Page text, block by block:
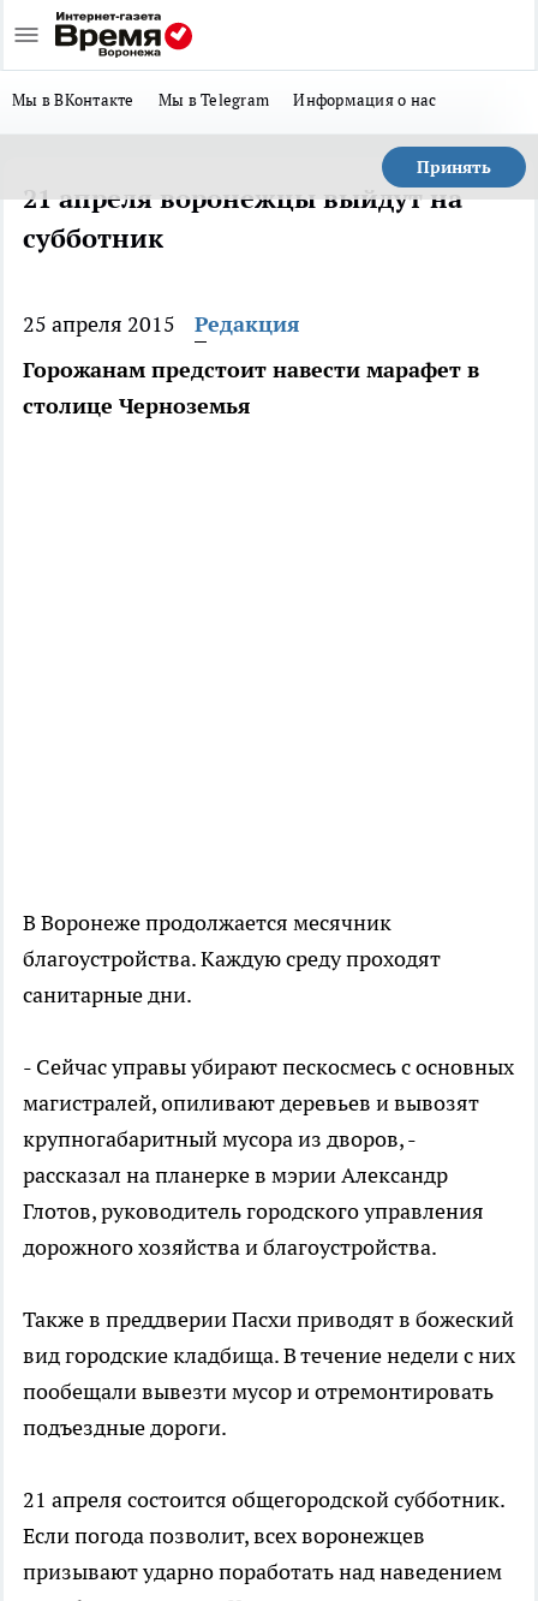
Мы в ВКонтакте Мы в Telegram Информация о нас
Принять
21 апреля воронежцы выйдут на
субботник
25 апреля 2015
Редакция
Горожанам предстоит навести марафет в
столице Черноземья
В Воронеже продолжается месячник
благоустройства. Каждую среду проходят
санитарные дни.
- Сейчас управы убирают пескосмесь с основных
магистралей, опиливают деревьев и вывозят
крупногабаритный мусора из дворов, -
рассказал на планерке в мэрии Александр
Глотов, руководитель городского управления
дорожного хозяйства и благоустройства.
Также в преддверии Пасхи приводят в божеский
вид городские кладбища. В течение недели с них
пообещали вывезти мусор и отремонтировать
подъездные дороги.
21 апреля состоится общегородской субботник.
Если погода позволит, всех воронежцев
призывают ударно поработать над наведением